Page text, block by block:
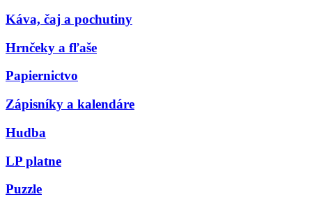
Káva, čaj a pochutiny
Hrnčeky a fľaše
Papiernictvo
Zápisníky a kalendáre
Hudba
LP platne
Puzzle